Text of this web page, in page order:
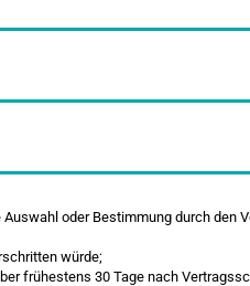
oder Bestimmung durch den
würde;
frühestens 30 Tage nach